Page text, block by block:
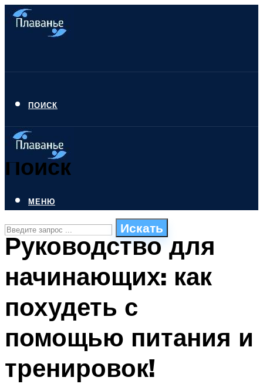
ПОИСК
Поиск
Искать
СТИЛИ ПЛАВАНЬЯ
ПЛАВАНЬЕ ДЛЯ ДЕТЕЙ
БАССЕЙН ДЛЯ ДОМА
МЕНЮ
МЕНЮ
Руководство для
начинающих: как
похудеть с
помощью питания и
тренировок!